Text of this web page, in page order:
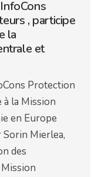
, participe
la
et
Protection
à la Mission
en Europe
Mierlea,
des